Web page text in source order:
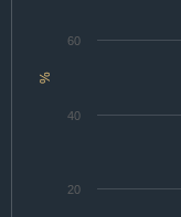
%
20
40
60